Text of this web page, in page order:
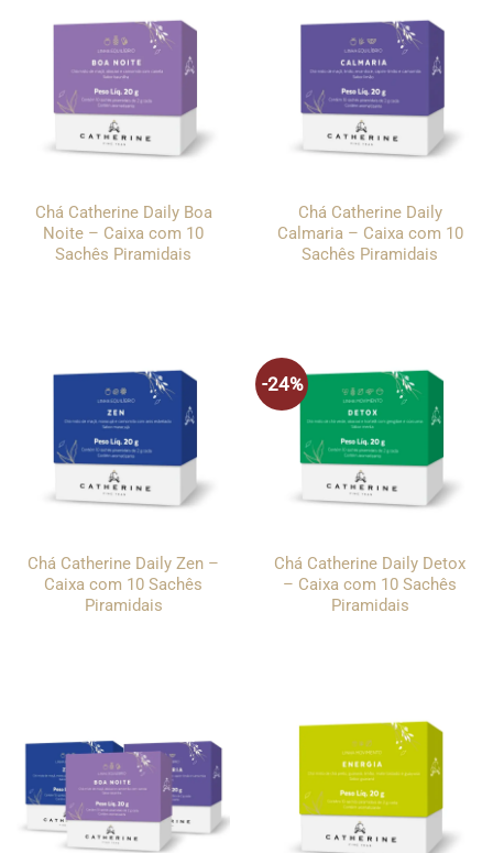
Chá Catherine Daily Boa
Noite – Caixa com 10
Sachês Piramidais
Chá Catherine Daily
Calmaria – Caixa com 10
Sachês Piramidais
Chá Catherine Daily Zen –
Caixa com 10 Sachês
Piramidais
-24%
Chá Catherine Daily Detox
– Caixa com 10 Sachês
Piramidais